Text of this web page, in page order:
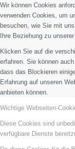
Wir können Cookies
verwenden Cookies, um
besuchen, wie Sie mit
Ihre Beziehung zu
Klicken Sie auf die
erfahren. Sie können
dass das Blockieren
Erfahrung auf unseren
anbieten können.
Wichtige Webseiten-
Diese Cookies sind
verfügbare Dienste